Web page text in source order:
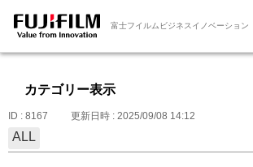
富士フイルムビジネスイノベーション
カテゴリー表示
ID : 8167 更新日時 : 2025/09/08 14:12
ALL